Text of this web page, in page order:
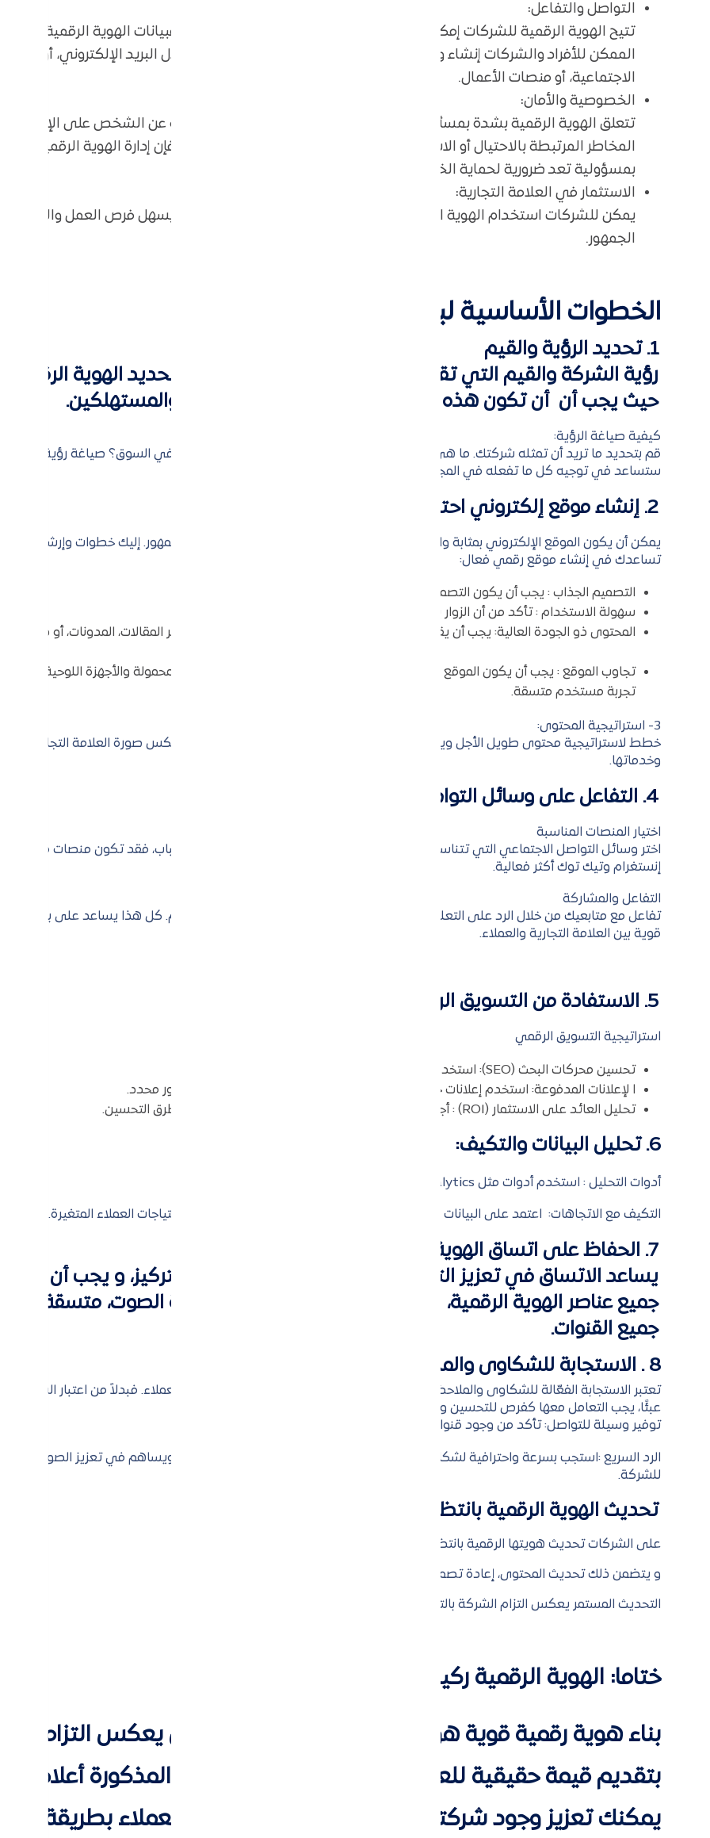
التواصل والتفاعل:
تتيح الهوية الرقمية للشركات إمكانية التواصل بفعالية مع الآخرين عبر الإنترنت، فبيانات الهوية الرقمية
الممكن للأفراد والشركات إنشاء وتعزيز العلاقات الرقمية، سواء كان ذلك من خلال البريد الإلكتروني، أو
الاجتماعية، أو منصات الأعمال.
الخصوصية والأمان:
تتعلق الهوية الرقمية بشدة بمسألة الخصوصية. فكلما زادت المعلومات المتاحة عن الشخص على الإنترنت،
المخاطر المرتبطة بالاحتيال أو الاستخدام غير القانوني لتلك المعلومات. لذلك، فإن إدارة الهوية الرقمية
بمسؤولية تعد ضرورية لحماية الخصوصية.
الاستثمار في العلامة التجارية:
يمكن للشركات استخدام الهوية الرقمية لبناء علامة تجارية شخصية قوية، مما يسهل فرص العمل والتواصل
الجمهور.
الخطوات الأساسية لبناء هوية رقمية قوية:
1. تحديد الرؤية والقيم
رؤية الشركة والقيم التي تقوم عليها تلعبان دورًا أساسيًا في تحديد الهوية الرقمية.
حيث يجب أن أن تكون هذه العناصر واضحة لجميع الموظفين والمستهلكين.
كيفية صياغة الرؤية:
قم بتحديد ما تريد أن تمثله شركتك. ما هي المشاكل التي تسعى لحلها؟ كيف تريد أن تُعرَف في السوق؟ صياغة رؤية واضحة
ستساعد في توجيه كل ما تفعله في المجال الرقمي.
2. إنشاء موقع إلكتروني احترافي
يمكن أن يكون الموقع الإلكتروني بمثابة واجهة مهنية، أداة تسويقية، أو منصة للتواصل مع الجمهور. إليك خطوات وإرشادات
تساعدك في إنشاء موقع رقمي فعال:
التصميم الجذاب : يجب أن يكون التصميم بسيطًا وأنيقًا.
سهولة الاستخدام : تأكد من أن الزوار يمكنهم التنقل بسهولة عبر الموقع.
المحتوى ذو الجودة العالية: يجب أن يقدم محتوى يضيف قيمة للزائرين، سواء كان ذلك عبر المقالات، المدونات، أو دراسة
تجاوب الموقع : يجب أن يكون الموقع متجاوبًا مع الأجهزة المختلفة، بما في ذلك الهواتف المحمولة والأجهزة اللوحية، لضمان
تجربة مستخدم متسقة.
3- استراتيجية المحتوى:
خطط لاستراتيجية محتوى طويل الأجل ويتماشى مع أهداف الشركة. تأكد من أن المحتوى يعكس صورة العلامة التجارية
وخدماتها.
4. التفاعل على وسائل التواصل الاجتماعي:
اختيار المنصات المناسبة
اختر وسائل التواصل الاجتماعي التي تتناسب مع جمهورك المستهدف. إذا كان جمهورك من الشباب، فقد تكون منصات مثل
إنستغرام وتيك توك أكثر فعالية.
التفاعل والمشاركة
تفاعل مع متابعيك من خلال الرد على التعليقات، طرح الأسئلة، ومشاركة محتوى يثير اهتمامهم. كل هذا يساعد على بناء
قوية بين العلامة التجارية والعملاء.
5. الاستفادة من التسويق الرقمي:
استراتيجية التسويق الرقمي
تحسين محركات البحث (SEO): استخدم تقنيات SEO لتحسين الظهور في نتائج البحث.
ا لإعلانات المدفوعة: استخدم إعلانات جوجل أو وسائل التواصل الاجتماعي لاستهداف جمهور محدد.
تحليل العائد على الاستثمار (ROI) : أجرِ قياسات دورية لتحديد فعالية الحملات الإعلانية وطرق التحسين.
6. تحليل البيانات والتكيف:
أدوات التحليل : استخدم أدوات مثل Google Analytics لفهم سلوك الزوار وتحليل الأداء.
التكيف مع الاتجاهات: اعتمد على البيانات للتكيف مع الاتجاهات الجديدة في السوق وتلبية احتياجات العملاء المتغيرة.
7. الحفاظ على اتساق الهوية الرقمية:
يساعد الاتساق في تعزيز التعرف على العلامة التجارية وبناء التركيز، و يجب أن تكون
جميع عناصر الهوية الرقمية، بما في ذلك الألوان، الخطوط، ونبرة الصوت، متسقة عبر
جميع القنوات.
8 . الاستجابة للشكاوى والملاحظات:
تعتبر الاستجابة الفعّالة للشكاوى والملاحظات أمرًا ضروريًا لنجاح الشركات وتعزيز علاقتها مع العملاء. فبدلاً من اعتبار الشكاوى
عبئًا، يجب التعامل معها كفرص للتحسين وبناء الثقة وذلك من خلال:
توفير وسيلة للتواصل: تأكد من وجود قنوات سهلة للعملاء للتعبير عن آرائهم وشكاواهم.
الرد السريع :استجب بسرعة واحترافية لشكاوى العملاء. وهذا يعكس اهتمامك بجودة الخدمة ويساهم في تعزيز الصورة
للشركة.
تحديث الهوية الرقمية بانتظام:
على الشركات تحديث هويتها الرقمية بانتظام لمواكبة التغيرات في السوق واحتياجات العملاء،
و يتضمن ذلك تحديث المحتوى، إعادة تصميم العناصر البصرية، وتبني تقنيات جديدة.
التحديث المستمر يعكس التزام الشركة بالتطور والابتكار، مما يعزز من مكانتها في السوق.
ختاما: الهوية الرقمية ركيزة التميز في السوق الرقمي:
بناء هوية رقمية قوية هو استثمار على المدى الطويل يعكس التزامك
بتقديم قيمة حقيقية للعملاء. من خلال اتباع الخطوات المذكورة أعلاه،
يمكنك تعزيز وجود شركتك في البيئة الرقمية وجذب العملاء بطريقة